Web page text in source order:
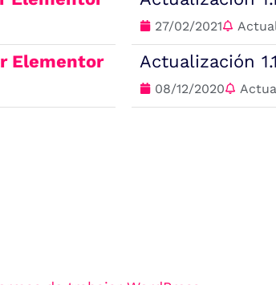
Elementor
27/02/2021
Actualización
08/12/2020